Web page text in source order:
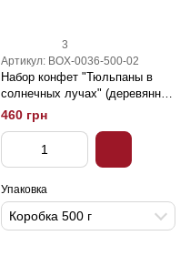
3
Артикул: BOX-0036-500-02
Набор конфет "Тюльпаны в
солнечных лучах" (деревянная
коробка) – 500 г
460 грн
Упаковка
Коробка 500 г